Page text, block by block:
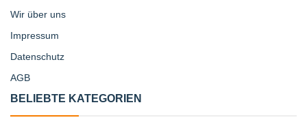
Wir über uns
Impressum
Datenschutz
AGB
BELIEBTE KATEGORIEN